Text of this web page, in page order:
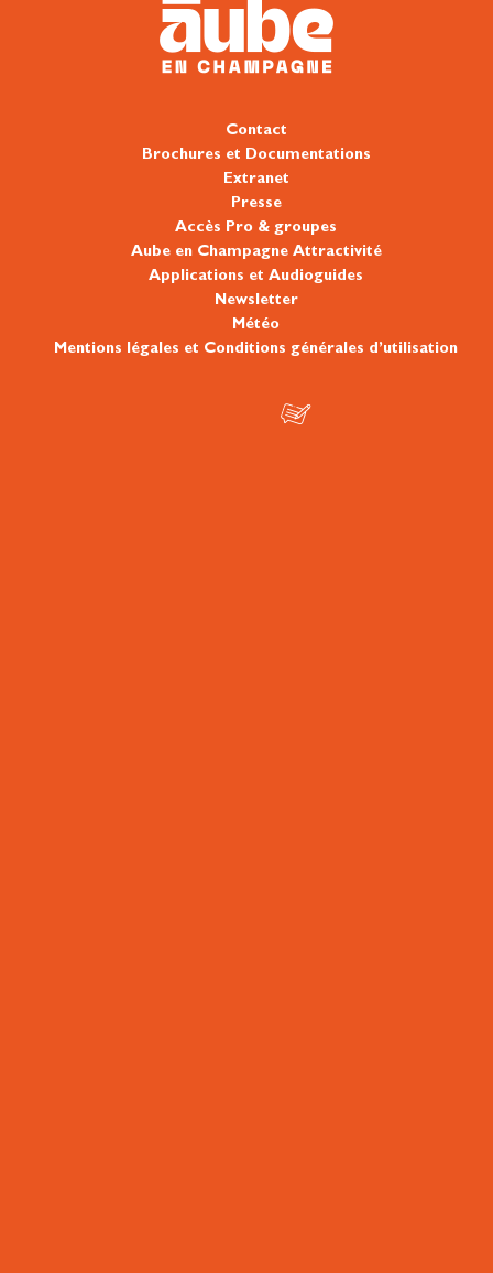
Contact
Brochures et Documentations
Extranet
Presse
Accès Pro & groupes
Aube en Champagne Attractivité
Applications et Audioguides
Newsletter
Météo
Mentions légales et Conditions générales d’utilisation